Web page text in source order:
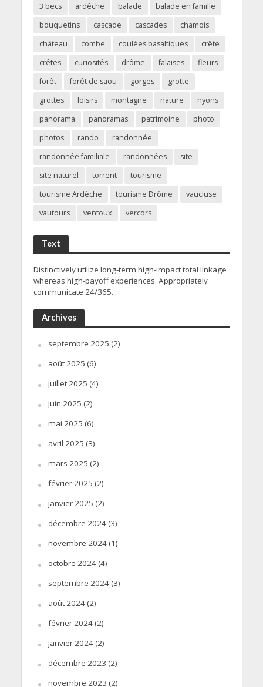
3 becs ardêche balade
balade en famille
bouquetins
cascade cascades
chamois
château
combe coulées basaltiques
crête
crêtes
curiosités drôme falaises
fleurs
forêt
forêt de saou gorges
grotte
grottes
loisirs montagne nature
nyons
panorama
panoramas patrimoine
photo
photos
rando
randonnée
randonnée familiale
randonnées
site
site naturel
torrent
tourisme
tourisme Ardèche
tourisme Drôme
vaucluse
vautours
ventoux vercors
Text
Distinctively utilize long-term high-impact total linkage
whereas high-payoff experiences. Appropriately
communicate 24/365.
Archives
septembre 2025 (2)
août 2025 (6)
juillet 2025 (4)
juin 2025 (2)
mai 2025 (6)
avril 2025 (3)
mars 2025 (2)
février 2025 (2)
janvier 2025 (2)
décembre 2024(3)
novembre 2024(1)
octobre 2024(4)
septembre 2024(3)
août 2024(2)
février 2024(2)
janvier 2024(2)
décembre 2023 (2)
novembre 2023 (2)